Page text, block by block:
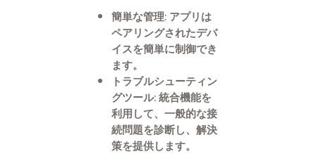
簡単な管理: アプリは
ペアリングされたデバ
イスを簡単に制御でき
ます。
トラブルシューティン
グツール: 統合機能を
利用して、一般的な接
続問題を診断し、解決
策を提供します。